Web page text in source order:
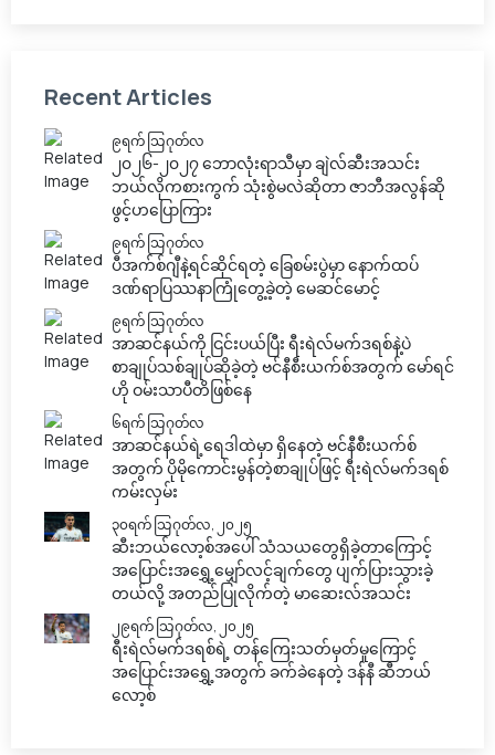
Recent Articles
၉ရက် သြဂုတ်လ
၂၀၂၆-၂၀၂၇ ဘောလုံးရာသီမှာ ချဲလ်ဆီးအသင်း
ဘယ်လိုကစားကွက် သုံးစွဲမလဲဆိုတာ ဇာဘီအလွန်ဆို
ဖွင့်ဟပြောကြား
၉ရက် သြဂုတ်လ
ပီအက်စ်ဂျီနဲ့ရင်ဆိုင်ရတဲ့ ခြေစမ်းပွဲမှာ နောက်ထပ်
ဒဏ်ရာပြဿနာကြုံတွေ့ခဲ့တဲ့ မေဆင်မောင့်
၉ရက် သြဂုတ်လ
အာဆင်နယ်ကို ငြင်းပယ်ပြီး ရီးရဲလ်မက်ဒရစ်နဲ့ပဲ
စာချုပ်သစ်ချုပ်ဆိုခဲ့တဲ့ ဗင်နီစီးယက်စ်အတွက် မော်ရင်
ဟို ဝမ်းသာပီတိဖြစ်နေ
၆ရက် သြဂုတ်လ
အာဆင်နယ်ရဲ့ရေဒါထဲမှာ ရှိနေတဲ့ ဗင်နီစီးယက်စ်
အတွက် ပိုမိုကောင်းမွန်တဲ့စာချုပ်ဖြင့် ရီးရဲလ်မက်ဒရစ်
ကမ်းလှမ်း
၃၀ရက် သြဂုတ်လ, ၂၀၂၅
ဆီးဘယ်လော့စ်အပေါ် သံသယတွေရှိခဲ့တာကြောင့်
အပြောင်းအရွှေ့မျှော်လင့်ချက်တွေ ပျက်ပြားသွားခဲ့
တယ်လို့ အတည်ပြုလိုက်တဲ့ မာဆေးလ်အသင်း
၂၉ရက် သြဂုတ်လ, ၂၀၂၅
ရီးရဲလ်မက်ဒရစ်ရဲ့ တန်ကြေးသတ်မှတ်မှုကြောင့်
အပြောင်းအရွှေ့အတွက် ခက်ခဲနေတဲ့ ဒန်နီ ဆီဘယ်
လော့စ်